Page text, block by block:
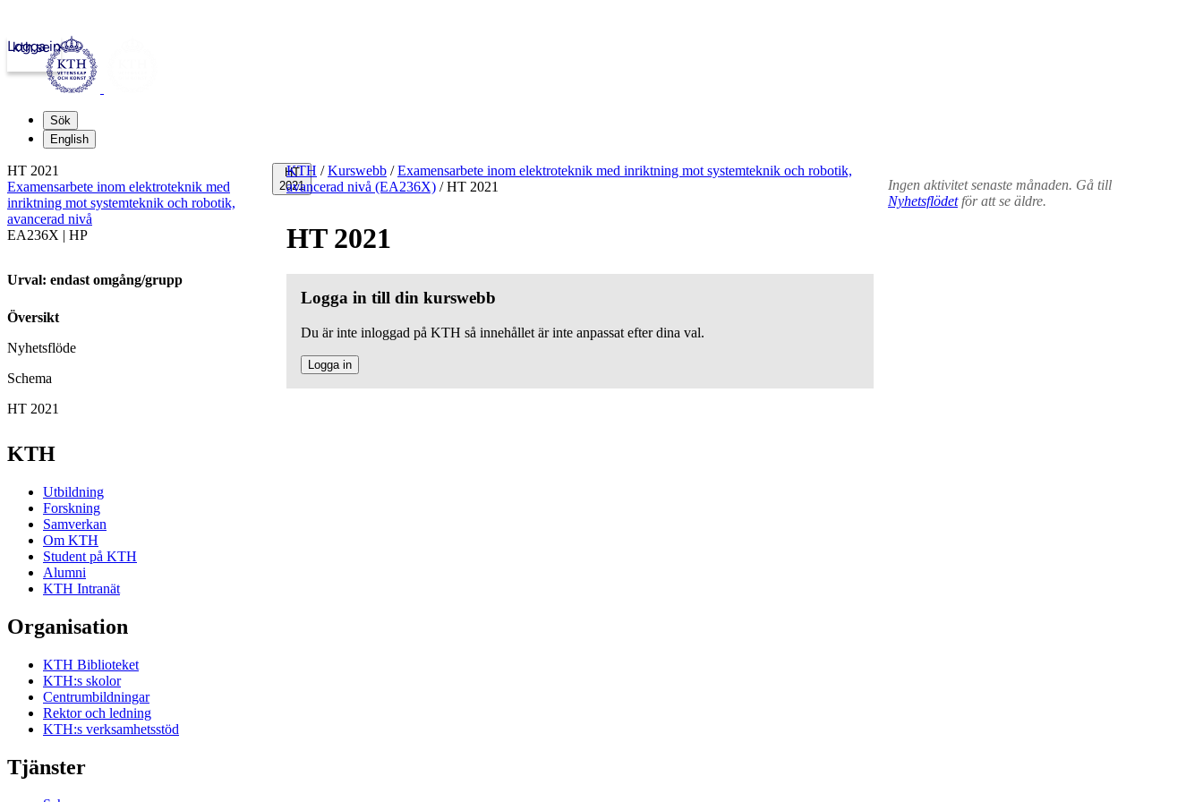
kth.se
Logga in
Sök
English
HT
2021
KTH / Kurswebb / Examensarbete inom elektroteknik med inriktning mot systemteknik och robotik,
avancerad nivå (EA236X) /HT 2021
HT 2021
Logga in till din kurswebb
Du är inte inloggad på KTH så innehållet är inte anpassat efter dina val.
Logga in
Ingen aktivitet senaste månaden. Gå till
Nyhetsflödetför att se äldre.
HT 2021
Examensarbete inom elektroteknik med
inriktning mot systemteknik och robotik,
avancerad nivå
EA236X | HP
Urval: endast omgång/grupp
Översikt
Nyhetsflöde
Schema
HT 2021
KTH
Utbildning
Forskning
Samverkan
Om KTH
Student på KTH
Alumni
KTH Intranät
Organisation
KTH Biblioteket
KTH:s skolor
Centrumbildningar
Rektor och ledning
KTH:s verksamhetsstöd
Tjänster